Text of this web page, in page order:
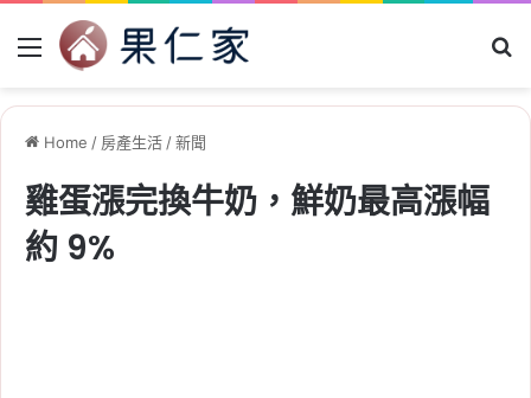
Menu
Home / 房產生活/新聞
雞蛋漲完換牛奶，鮮奶最高漲幅
約 9%